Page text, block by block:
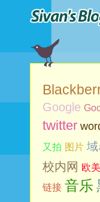
Google
twitter
又拍 图片 域
校内网 欧
链接 音乐